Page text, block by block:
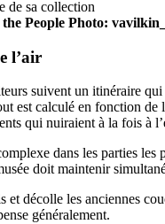
People Photo:
l’air
suivent un itinéraire
est calculé en fonction
qui nuiraient à la fois à
dans les parties
doit maintenir
et décolle les anciennes
généralement.